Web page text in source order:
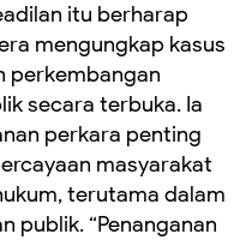
itu berharap
mengungkap kasus
perkembangan
secara terbuka. Ia
perkara penting
masyarakat
terutama dalam
publik. “Penanganan